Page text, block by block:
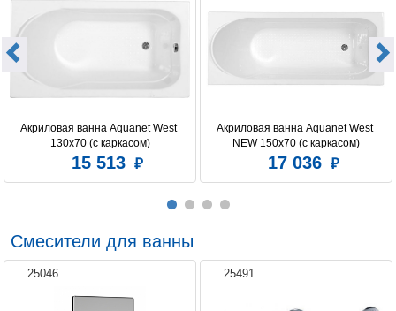
Акриловая ванна Aquanet West
130x70 (с каркасом)
15 513
Акриловая ванна Aquanet West
NEW 150x70 (с каркасом)
17 036
Смесители для ванны
25046 25491